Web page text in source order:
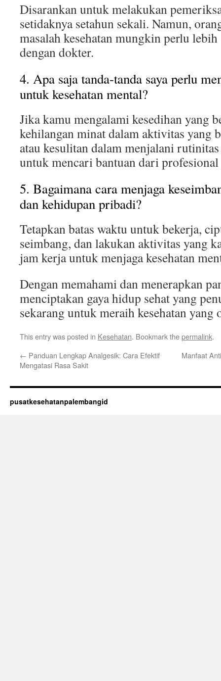
Disarankan untuk melakukan
setidaknya setahun sekali. Namun,
masalah kesehatan mungkin perlu
dengan dokter.
4. Apa saja tanda-tanda saya perlu
untuk kesehatan mental?
Jika kamu mengalami kesedihan yang
kehilangan minat dalam aktivitas yang
atau kesulitan dalam menjalani
untuk mencari bantuan dari profesional
5. Bagaimana cara menjaga
dan kehidupan pribadi?
Tetapkan batas waktu untuk bekerja,
seimbang, dan lakukan aktivitas yang
jam kerja untuk menjaga kesehatan
Dengan memahami dan menerapkan
menciptakan gaya hidup sehat yang
sekarang untuk meraih kesehatan yang
This entry was posted in Kesehatan. Bookmark thepermalink.
← Panduan Lengkap Analgesik: Cara Efektif
Mengatasi Rasa Sakit
Manfaat
pusatkesehatanpalembangid